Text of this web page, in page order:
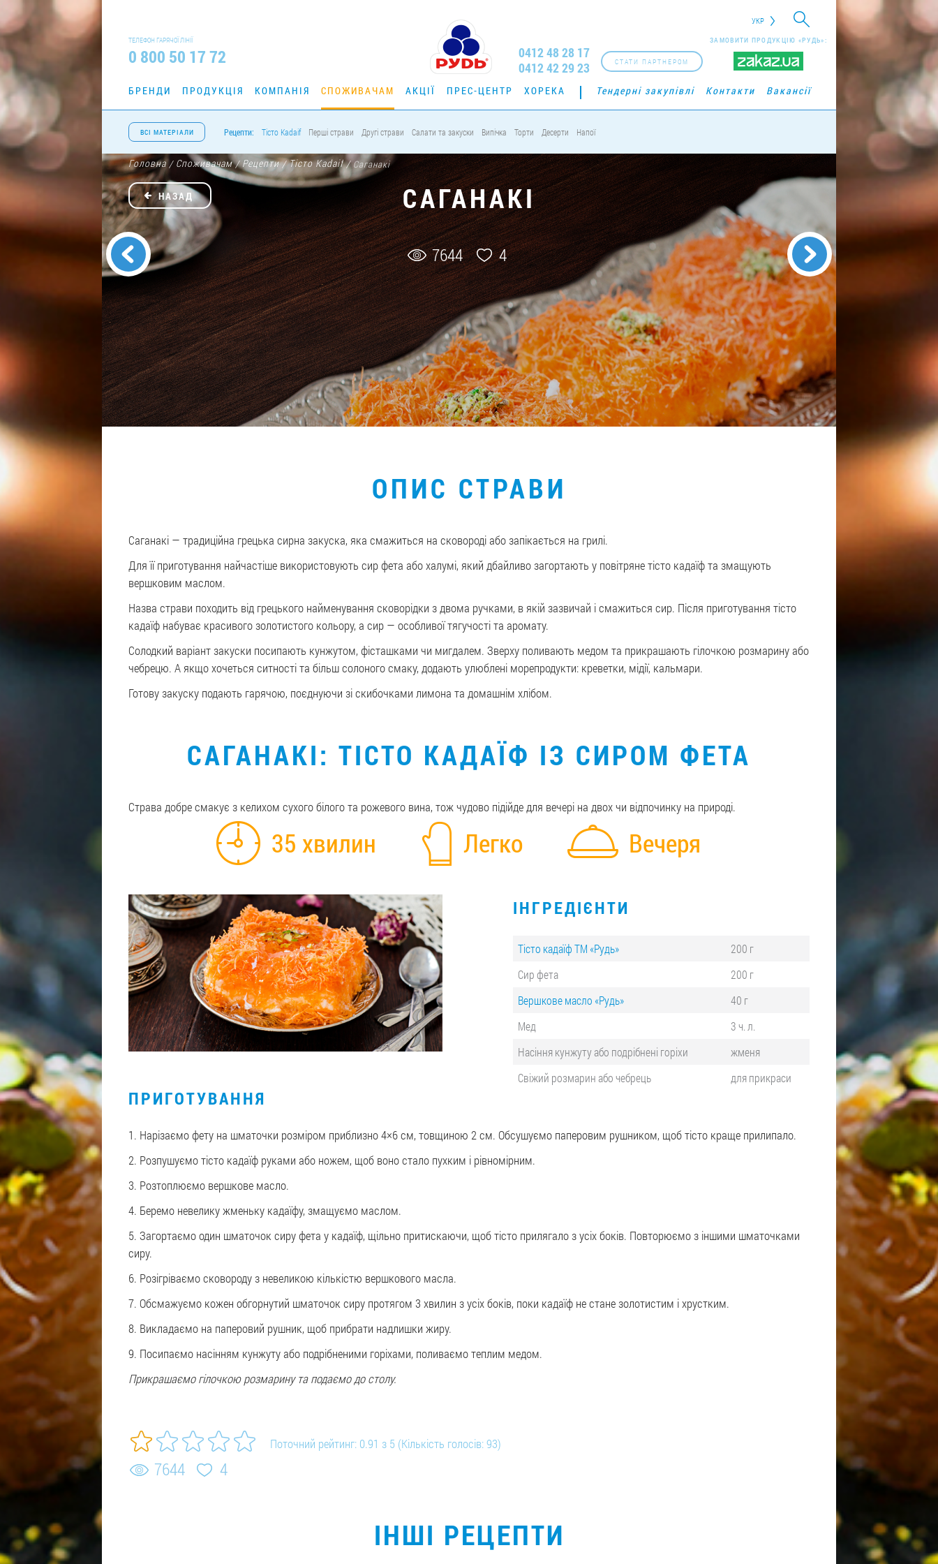
УКР
ТЕЛЕФОН ГАРЯЧОЇ ЛІНІЇ
0 800 50 17 72
ЗАМОВИТИ ПРОДУКЦІЮ «РУДЬ»:
СТАТИ ПАРТНЕРОМ
0412 48 28 17
0412 42 29 23
БРЕНДИ ПРОДУКЦІЯ КОМПАНІЯ СПОЖИВАЧАМ АКЦІЇ ПРЕС-ЦЕНТР ХОРЕКА Тендерні закупівлі Контакти Вакансії
ВСІ МАТЕРІАЛИ Рецепти: Тісто Kadaif Перші страви Другі страви Салати та закуски Випічка Торти Десерти Напої
Головна / Споживачам / Рецепти / Тісто Kadaif /Саганакі
САГАНАКІ
7644 4
НАЗАД
ОПИС СТРАВИ
Саганакі — традиційна грецька сирна закуска, яка смажиться на сковороді або запікається на грилі.
Для її приготування найчастіше використовують сир фета або халумі, який дбайливо загортають у повітряне тісто кадаїф та змащують
вершковим маслом.
Назва страви походить від грецького найменування сковорідки з двома ручками, в якій зазвичай і смажиться сир. Після приготування тісто
кадаїф набуває красивого золотистого кольору, а сир — особливої тягучості та аромату.
Солодкий варіант закуски посипають кунжутом, фісташками чи мигдалем. Зверху поливають медом та прикрашають гілочкою розмарину або
чебрецю. А якщо хочеться ситності та більш солоного смаку, додають улюблені морепродукти: креветки, мідії, кальмари.
Готову закуску подають гарячою, поєднуючи зі скибочками лимона та домашнім хлібом.
САГАНАКІ: ТІСТО КАДАЇФ ІЗ СИРОМ ФЕТА
Страва добре смакує з келихом сухого білого та рожевого вина, тож чудово підійде для вечері на двох чи відпочинку на природі.
35 хвилин Легко Вечеря
ІНГРЕДІЄНТИ
Тісто кадаїф ТМ «Рудь»
200 г
Сир фета
200 г
Вершкове масло «Рудь»
40 г
Мед
3 ч. л.
Насіння кунжуту або подрібнені горіхи
жменя
Свіжий розмарин або чебрець
для прикраси
ПРИГОТУВАННЯ
1. Нарізаємо фету на шматочки розміром приблизно 4×6 см, товщиною 2 см. Обсушуємо паперовим рушником, щоб тісто краще прилипало.
2. Розпушуємо тісто кадаїф руками або ножем, щоб воно стало пухким і рівномірним.
3. Розтоплюємо вершкове масло.
4. Беремо невелику жменьку кадаїфу, змащуємо маслом.
5. Загортаємо один шматочок сиру фета у кадаїф, щільно притискаючи, щоб тісто прилягало з усіх боків. Повторюємо з іншими шматочками
сиру.
6. Розігріваємо сковороду з невеликою кількістю вершкового масла.
7. Обсмажуємо кожен обгорнутий шматочок сиру протягом 3 хвилин з усіх боків, поки кадаїф не стане золотистим і хрустким.
8. Викладаємо на паперовий рушник, щоб прибрати надлишки жиру.
9. Посипаємо насінням кунжуту або подрібненими горіхами, поливаємо теплим медом.
Прикрашаємо гілочкою розмарину та подаємо до столу.
Поточний рейтинг: 0.91 з 5 (Кількість голосів:93)
7644 4
ІНШІ РЕЦЕПТИ